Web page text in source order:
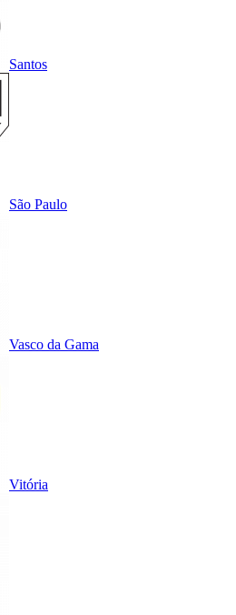
Santos
São Paulo
Vasco da Gama
Vitória